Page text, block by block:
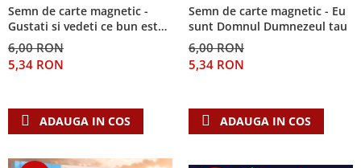
Suferinta
Viata din belsug
Viata de zi cu zi
Despre afaceri
Leadership
Mediu
Sanatate / nutritie
Semn de carte magnetic -
Gustati si vedeti ce bun este
Domnul!
6,00 RON
5,34 RON
ADAUGA IN COS
Semn de carte magnetic - Eu
sunt Domnul Dumnezeul tau
6,00 RON
5,34 RON
ADAUGA IN COS